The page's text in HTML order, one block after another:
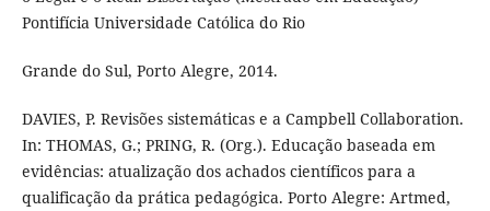
Pontifícia Universidade Católica do Rio
Grande do Sul, Porto Alegre, 2014.
DAVIES, P. Revisões sistemáticas e a Campbell Collaboration.
In: THOMAS, G.; PRING, R. (Org.). Educação baseada em
evidências: atualização dos achados científicos para a
qualificação da prática pedagógica. Porto Alegre: Artmed,